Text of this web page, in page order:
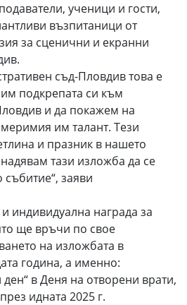
ученици и гости,
възпитаници от
за сценични и екранни
съд-Пловдив това е
подкрепата си към
и да покажем на
им талант. Тези
и празник в нашето
тази изложба да се
заяви
индивидуална награда за
ще връчи по свое
на изложбата в
година, а именно:
ден“ в Деня на отворени врати,
идната 2025 г.